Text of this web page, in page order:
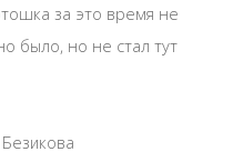
за это время не
было, но не стал тут